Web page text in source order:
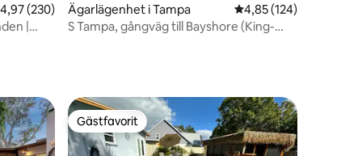
av 5 i genomsnittligt betyg, 230 omdömen
4,97 (230)
Ägarlägenhet i Tampa 4,85 av 5 i
4,85 (124)
S Tampa, gångväg till Bayshore (King-
Gästfavorit
Gästfavorit